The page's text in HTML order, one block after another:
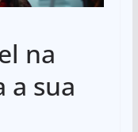
na
a sua